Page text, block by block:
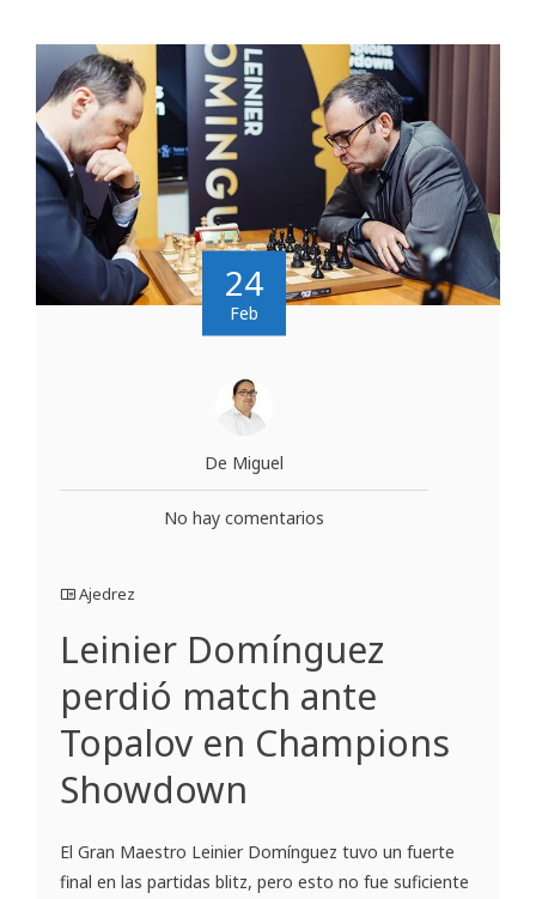
24
Feb
De Miguel
No hay comentarios
Ajedrez
Leinier Domínguez
perdió match ante
Topalov en Champions
Showdown
El Gran Maestro Leinier Domínguez tuvo un fuerte
final en las partidas blitz, pero esto no fue suficiente